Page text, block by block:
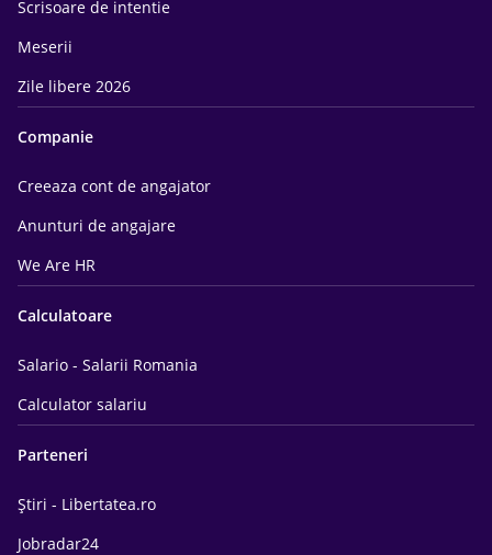
Scrisoare de intentie
Meserii
Zile libere 2026
Companie
Creeaza cont de angajator
Anunturi de angajare
We Are HR
Calculatoare
Salario - Salarii Romania
Calculator salariu
Parteneri
Știri - Libertatea.ro
Jobradar24